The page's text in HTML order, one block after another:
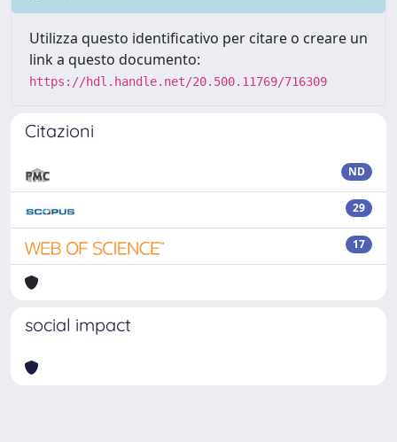
Utilizza questo identificativo per citare o creare un
link a questo documento:
https://hdl.handle.net/20.500.11769/716309
Citazioni
ND
29
17
social impact